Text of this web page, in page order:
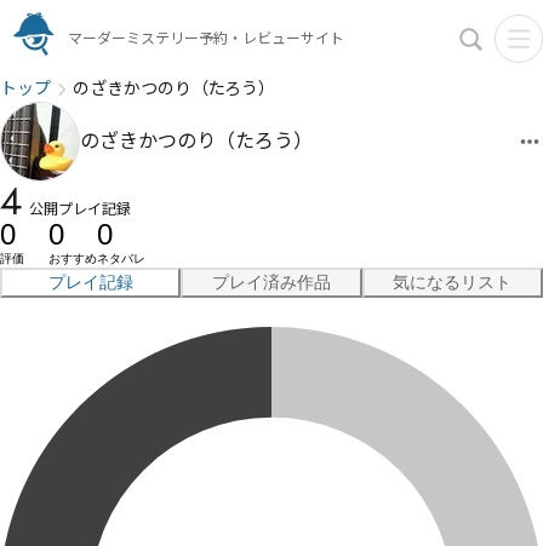
マーダーミステリー予約・レビューサイト
トップ のざきかつのり（たろう）
のざきかつのり（たろう）
4 公開プレイ記録
0
評価
0
おすすめ
0
ネタバレ
プレイ記録 プレイ済み作品 気になるリスト